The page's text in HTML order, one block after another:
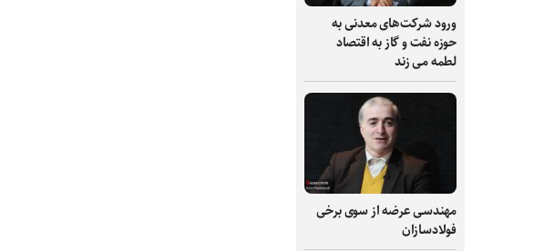
ورود شرکت‌های معدنی به
حوزه نفت و گاز به اقتصاد
لطمه می زند
مهندسی عرضه از سوی برخی
فولادسازان